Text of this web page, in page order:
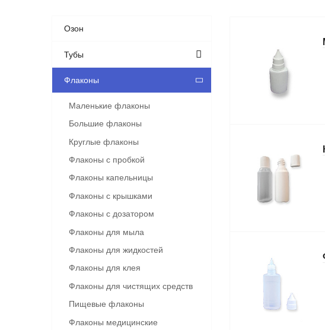
Озон
Тубы
Флаконы
Маленькие флаконы
Большие флаконы
Круглые флаконы
Флаконы с пробкой
Флаконы капельницы
Флаконы с крышками
Флаконы с дозатором
Флаконы для мыла
Флаконы для жидкостей
Флаконы для клея
Флаконы для чистящих средств
Пищевые флаконы
Флаконы медицинские